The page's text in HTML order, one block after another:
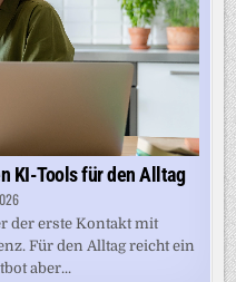
KI-Tools für den Alltag
der erste Kontakt mit
Für den Alltag reicht ein
aber...